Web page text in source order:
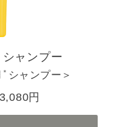
ャンプー
＊ シャンプー＞
円